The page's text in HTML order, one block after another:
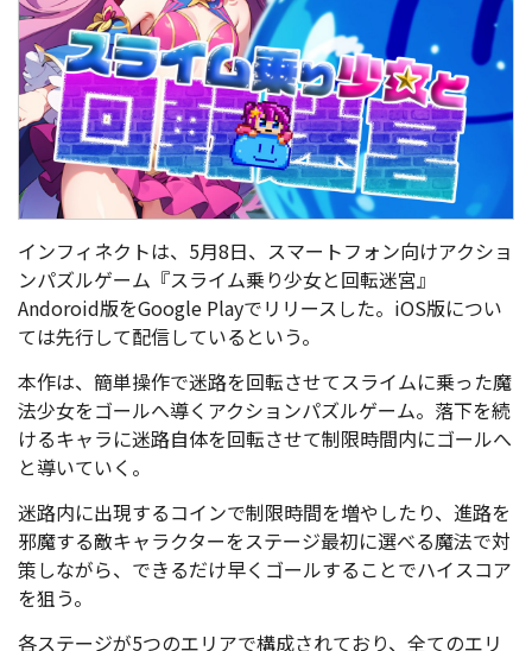
インフィネクトは、5月8日、スマートフォン向けアクショ
ンパズルゲーム『スライム乗り少女と回転迷宮』
Andoroid版をGoogle Playでリリースした。iOS版につい
ては先行して配信しているという。
本作は、簡単操作で迷路を回転させてスライムに乗った魔
法少女をゴールへ導くアクションパズルゲーム。落下を続
けるキャラに迷路自体を回転させて制限時間内にゴールへ
と導いていく。
迷路内に出現するコインで制限時間を増やしたり、進路を
邪魔する敵キャラクターをステージ最初に選べる魔法で対
策しながら、できるだけ早くゴールすることでハイスコア
を狙う。
各ステージが5つのエリアで構成されており、全てのエリ